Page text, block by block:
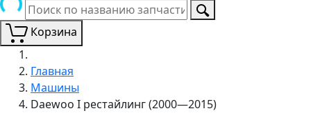
Корзина
Главная
Машины
Daewoo I рестайлинг (2000—2015)